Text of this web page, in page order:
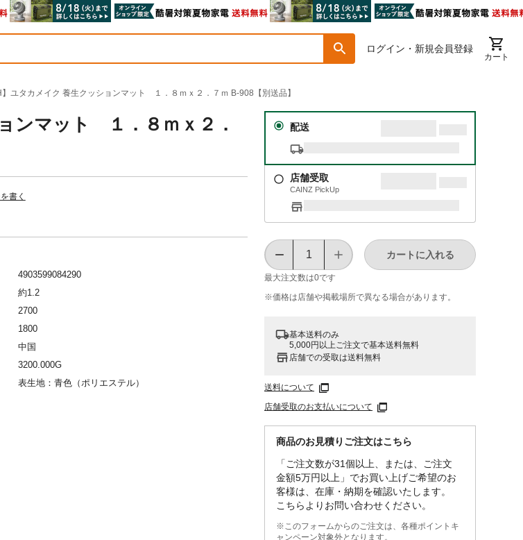
ログイン・新規会員登録
カート
】ユタカメイク 養生クッションマット １．８ｍｘ２．７ｍ B-908【別送品】
ンマット １．８ｍｘ２．
書く
配送
店舗受取
CAINZ PickUp
最大注文数は0です
カートに入れる
※価格は​店舗や​掲載場所で​異なる​場合が​あります。
基本送料のみ
5,000円以上ご注文で基本送料無料
店舗での受取は送料無料
送料について
店舗受取のお支払いについて
商品のお見積りご注文はこちら
「ご注文数が31個以上、または、ご注文
金額5万円以上」でお買い上げご希望のお
客様は、在庫・納期を確認いたします。
こちらよりお問い合わせください。
※このフォームからのご注文は、各種ポイントキ
ャンペーン対象外となります。
4903599084290
約1.2
2700
1800
中国
3200.000G
表生地：青色（ポリエステル）